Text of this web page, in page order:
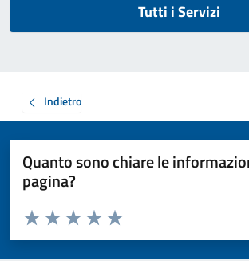
Tutti i Servizi
Indietro
Quanto sono chiare le
pagina?
Valuta da 1 a 5 stelle la pagina
Valuta 5 stelle su 5
Valuta 4 stelle su 5
Valuta 3 stelle su 5
Valuta 2 stelle su 5
Valuta 1 stelle su 5